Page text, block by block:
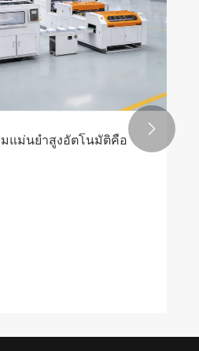
มแม่นยำสูงอัตโนมัติคือ
